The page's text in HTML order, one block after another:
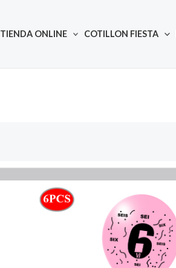
TIENDA ONLINE COTILLON FIESTA